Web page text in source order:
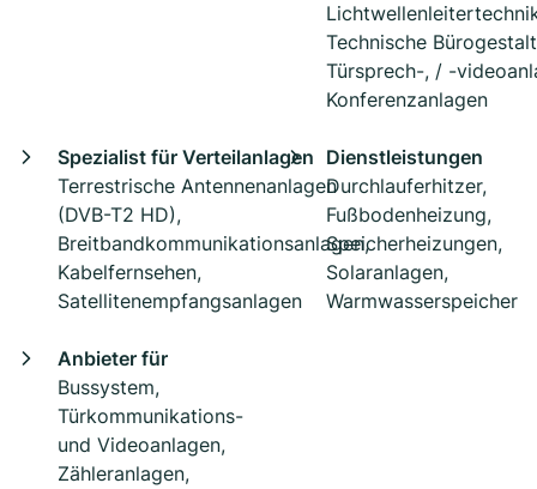
Technische
Türsprech-, / -
Konferenzanlagen
Spezialist für Verteilanlagen
Terrestrische Antennenanlagen
(DVB-T2 HD),
Breitbandkommunikationsanlagen,
Kabelfernsehen,
Satellitenempfangsanlagen
Dienstleistungen
Durchlauferhitzer,
Fußbodenheizung,
Speicherheizungen,
Solaranlagen,
Warmwasserspeicher
Anbieter für
Bussystem,
Türkommunikations-
und Videoanlagen,
Zähleranlagen,